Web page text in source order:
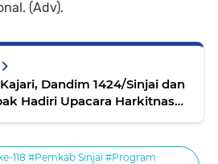
(Adv).
Dandim 1424/Sinjai dan
Hadiri Upacara Harkitnas
118 #Pemkab Sinjai #Program